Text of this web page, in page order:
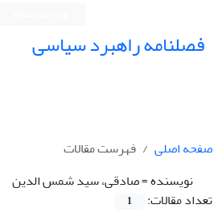
فصلنامه راهبرد سیاسی
صفحه اصلی
فهرست مقالات
نویسنده =صادقی، سید شمس الدین
تعداد مقالات:
1